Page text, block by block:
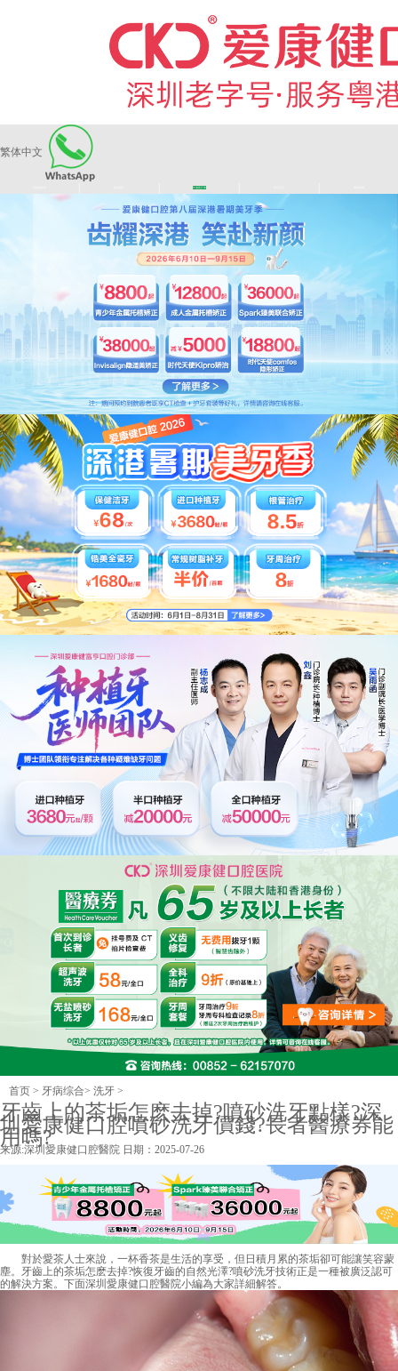
繁体中文
长者医疗券
首页 > 牙病综合> 洗牙 >
牙齒上的茶垢怎麽去掉?噴砂洗牙點樣?深
圳愛康健口腔噴砂洗牙價錢?長者醫療券能
用嗎?
来源:深圳愛康健口腔醫院 日期：2025-07-26
對於愛茶人士來說，一杯香茶是生活的享受，但日積月累的茶垢卻可能讓笑容蒙
塵。牙齒上的茶垢怎麽去掉?恢復牙齒的自然光澤?噴砂洗牙技術正是一種被廣泛認可
的解決方案。下面深圳愛康健口腔醫院小編為大家詳細解答。